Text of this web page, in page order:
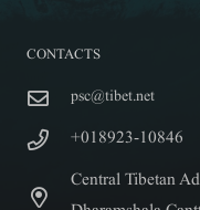
CONTACTS
psc@tibet.net
+018923-10846
Central Tibetan